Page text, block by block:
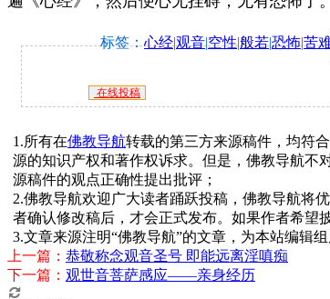
标签：心经|观音|空性|般若|恐怖|苦
在线投稿
1.所有在佛教导航转载的第三方来源稿件，均符
源的知识产权和著作权诉求。但是，佛教导航不
源稿件的观点正确性提出批评；
2.佛教导航欢迎广大读者踊跃投稿，佛教导航将
者确认修改稿后，才会正式发布。如果作者希望
3.文章来源注明“佛教导航”的文章，为本站编辑
上一篇： 恭敬称念观音圣号 即能远离淫嗔痴
下一篇： 观世音菩萨感应——亲身经历